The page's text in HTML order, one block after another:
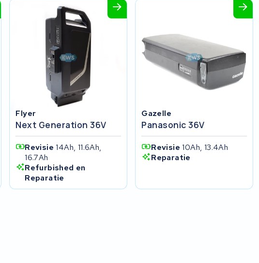
Flyer
Next Generation 36V
Revisie14Ah, 11.6Ah,
16.7Ah
Refurbished en
Reparatie
Gazelle
Panasonic 36V
Revisie10Ah, 13.4Ah
Reparatie